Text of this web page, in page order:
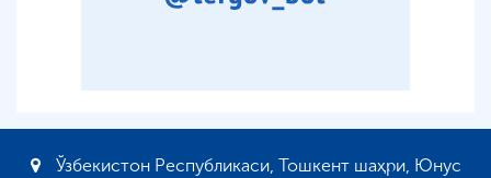
Ўзбекистон Республикаси, Тошкент шаҳри, Юнус